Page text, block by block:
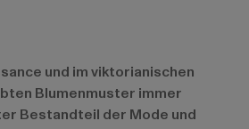
und im viktorianischen
Blumenmuster immer
Bestandteil der Mode und